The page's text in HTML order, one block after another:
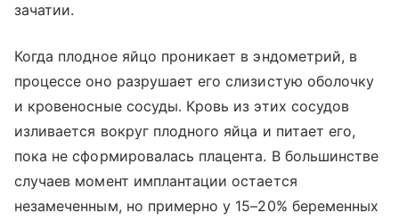
зачатии.
Когда плодное яйцо проникает в эндометрий, в
процессе оно разрушает его слизистую оболочку
и кровеносные сосуды. Кровь из этих сосудов
изливается вокруг плодного яйца и питает его,
пока не сформировалась плацента. В большинстве
случаев момент имплантации остается
незамеченным, но примерно у 15–20% беременных